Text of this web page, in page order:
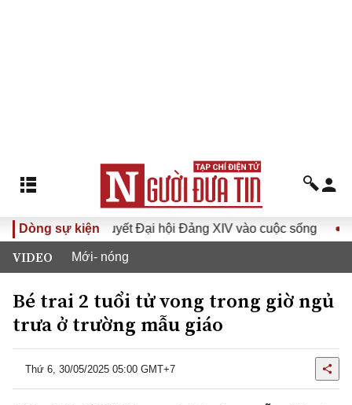
Dòng sự kiện
Đưa Nghị quyết Đại hội Đảng XIV vào cuộc sống
VIDEO Mới- nóng
Bé trai 2 tuổi tử vong trong giờ ngủ
trưa ở trường mẫu giáo
Thứ 6, 30/05/2025 05:00 GMT+7